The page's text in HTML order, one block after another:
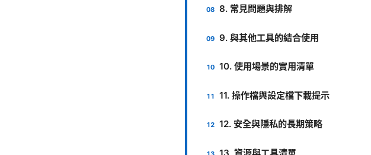
8. 常見問題與排解
9. 與其他工具的結合使用
10. 使用場景的實用清單
11. 操作檔與設定檔下載提示
12. 安全與隱私的長期策略
13. 資源與工具清單